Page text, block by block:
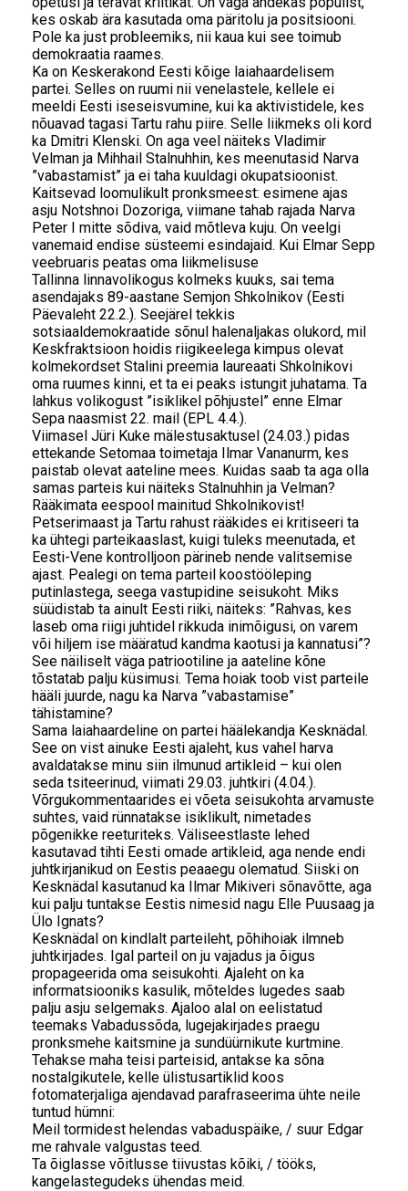
kes oskab ära kasutada oma päritolu ja positsiooni.
Pole ka just probleemiks, nii kaua kui see toimub
demokraatia raames.
Ka on Keskerakond Eesti kõige laiahaardelisem
partei. Selles on ruumi nii venelastele, kellele ei
meeldi Eesti iseseisvumine, kui ka aktivistidele, kes
nõuavad tagasi Tartu rahu piire. Selle liikmeks oli kord
ka Dmitri Klenski. On aga veel näiteks Vladimir
Velman ja Mihhail Stalnuhhin, kes meenutasid Narva
”vabastamist” ja ei taha kuuldagi okupatsioonist.
Kaitsevad loomulikult pronksmeest: esimene ajas
asju Notshnoi Dozoriga, viimane tahab rajada Narva
Peter I mitte sõdiva, vaid mõtleva kuju. On veelgi
vanemaid endise süsteemi esindajaid. Kui Elmar Sepp
veebruaris peatas oma liikmelisuse
Tallinna linnavolikogus kolmeks kuuks, sai tema
asendajaks 89-aastane Semjon Shkolnikov (Eesti
Päevaleht 22.2.). Seejärel tekkis
sotsiaaldemokraatide sõnul halenaljakas olukord, mil
Keskfraktsioon hoidis riigikeelega kimpus olevat
kolmekordset Stalini preemia laureaati Shkolnikovi
oma ruumes kinni, et ta ei peaks istungit juhatama. Ta
lahkus volikogust ”isiklikel põhjustel” enne Elmar
Sepa naasmist 22. mail (EPL 4.4.).
Viimasel Jüri Kuke mälestusaktusel (24.03.) pidas
ettekande Setomaa toimetaja Ilmar Vananurm, kes
paistab olevat aateline mees. Kuidas saab ta aga olla
samas parteis kui näiteks Stalnuhhin ja Velman?
Rääkimata eespool mainitud Shkolnikovist!
Petserimaast ja Tartu rahust rääkides ei kritiseeri ta
ka ühtegi parteikaaslast, kuigi tuleks meenutada, et
Eesti-Vene kontrolljoon pärineb nende valitsemise
ajast. Pealegi on tema parteil koostööleping
putinlastega, seega vastupidine seisukoht. Miks
süüdistab ta ainult Eesti riiki, näiteks: ”Rahvas, kes
laseb oma riigi juhtidel rikkuda inimõigusi, on varem
või hiljem ise määratud kandma kaotusi ja kannatusi”?
See näiliselt väga patriootiline ja aateline kõne
tõstatab palju küsimusi. Tema hoiak toob vist parteile
hääli juurde, nagu ka Narva ”vabastamise”
tähistamine?
Sama laiahaardeline on partei häälekandja Kesknädal.
See on vist ainuke Eesti ajaleht, kus vahel harva
avaldatakse minu siin ilmunud artikleid – kui olen
seda tsiteerinud, viimati 29.03. juhtkiri (4.04.).
Võrgukommentaarides ei võeta seisukohta arvamuste
suhtes, vaid rünnatakse isiklikult, nimetades
põgenikke reeturiteks. Väliseestlaste lehed
kasutavad tihti Eesti omade artikleid, aga nende endi
juhtkirjanikud on Eestis peaaegu olematud. Siiski on
Kesknädal kasutanud ka Ilmar Mikiveri sõnavõtte, aga
kui palju tuntakse Eestis nimesid nagu Elle Puusaag ja
Ülo Ignats?
Kesknädal on kindlalt parteileht, põhihoiak ilmneb
juhtkirjades. Igal parteil on ju vajadus ja õigus
propageerida oma seisukohti. Ajaleht on ka
informatsiooniks kasulik, mõteldes lugedes saab
palju asju selgemaks. Ajaloo alal on eelistatud
teemaks Vabadussõda, lugejakirjades praegu
pronksmehe kaitsmine ja sundüürnikute kurtmine.
Tehakse maha teisi parteisid, antakse ka sõna
nostalgikutele, kelle ülistusartiklid koos
fotomaterjaliga ajendavad parafraseerima ühte neile
tuntud hümni:
Meil tormidest helendas vabaduspäike, / suur Edgar
me rahvale valgustas teed.
Ta õiglasse võitlusse tiivustas kõiki, / tööks,
kangelastegudeks ühendas meid.